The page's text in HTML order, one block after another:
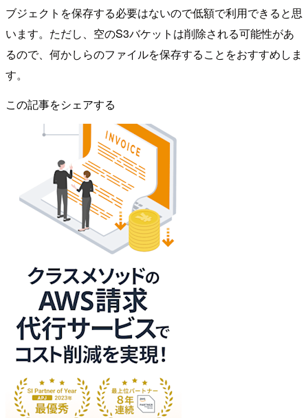
ブジェクトを保存する必要はないので低額で利用できると思
います。ただし、空のS3バケットは削除される可能性があ
るので、何かしらのファイルを保存することをおすすめしま
す。
この記事をシェアする